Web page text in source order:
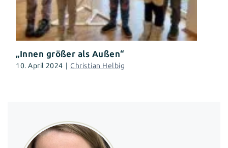
„Innen größer als Außen“
10. April 2024 Christian Helbig